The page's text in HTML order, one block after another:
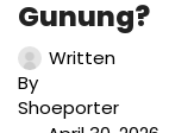
Gunung?
Written
By
Shoeporter